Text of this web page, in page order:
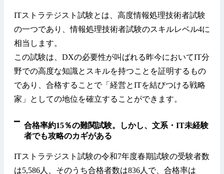
ITストラテジスト試験とは、高度情報処理技術者試験
の一つであり、情報処理技術者試験のスキルレベル4に
相当します。
この試験は、DXの必要性が叫ばれる昨今においてIT分
野での高度な知識とスキルを持つことを証明するもの
であり、合格することで「経営とITを結びつける戦略
家」としての地位を確立することができます。
合格率約15％の難関試験。しかし、文系・IT未経験
者でも攻略のカギがある
ITストラテジスト試験の令和7年度春期試験の受験者数
は5,586人、そのうち合格者数は836人で、合格率は